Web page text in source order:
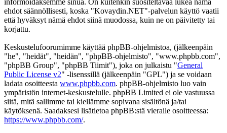
informoidaksemme sinua. On kuitenkin suositeltavaa lukea nämä
ehdot säännöllisesti, koska "Kovaydin.NET"-palvelun käyttö vaatii
että hyväksyt nämä ehdot siinä muodossa, kuin ne on päivitetty tai
korjattu.
Keskustelufoorumimme käyttää phpBB-ohjelmistoa, (jälkeenpäin
"he", "heidät", "heidän", "phpBB-ohjelmisto", "www.phpbb.com",
"phpBB Group", "phpBB Tiimit"), joka on julkaistu "General
Public License v2" -lisenssillä (jälkeenpäin "GPL") ja se voidaan
ladata osoitteesta www.phpbb.com. phpBB-ohjelmisto luo vain
ympäristön internet-keskustelulle. phpBB Limited ei ole vastuussa
siitä, mitä sallimme tai kiellämme sopivana sisältönä ja/tai
käytöksenä. Saadaksesi lisätietoa phpBB:stä vieraile osoitteessa:
https://www.phpbb.com/.